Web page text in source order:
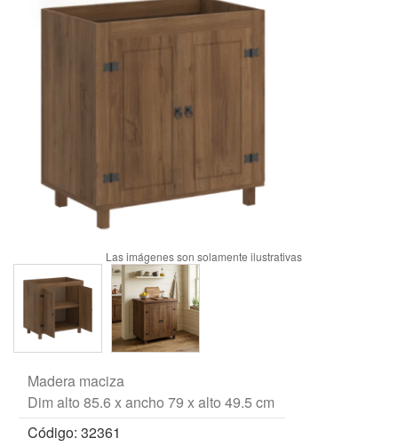
Madera maciza
Dim alto 85.6 x ancho 79 x alto 49.5 cm
Código: 32361